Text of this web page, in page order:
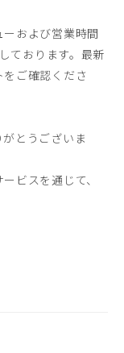
および営業時間
ております。最新
ご確認くださ
とうございま
ビスを通じて、